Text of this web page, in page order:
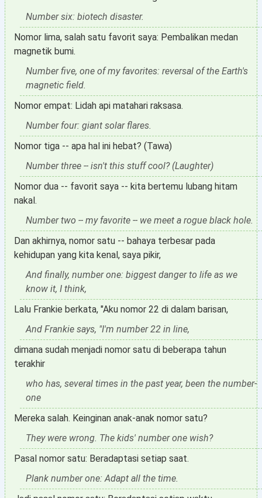
Number six: biotech disaster.
Nomor lima, salah satu favorit saya: Pembalikan medan
magnetik bumi.
Number five, one of my favorites: reversal of the Earth's
magnetic field.
Nomor empat: Lidah api matahari raksasa.
Number four: giant solar flares.
Nomor tiga -- apa hal ini hebat? (Tawa)
Number three -- isn't this stuff cool? (Laughter)
Nomor dua -- favorit saya -- kita bertemu lubang hitam
nakal.
Number two -- my favorite -- we meet a rogue black hole.
Dan akhirnya, nomor satu -- bahaya terbesar pada
kehidupan yang kita kenal, saya pikir,
And finally, number one: biggest danger to life as we
know it, I think,
Lalu Frankie berkata, "Aku nomor 22 di dalam barisan,
And Frankie says, "I'm number 22 in line,
dimana sudah menjadi nomor satu di beberapa tahun
terakhir
who has, several times in the past year, been the number-
one
Mereka salah. Keinginan anak-anak nomor satu?
They were wrong. The kids' number one wish?
Pasal nomor satu: Beradaptasi setiap saat.
Plank number one: Adapt all the time.